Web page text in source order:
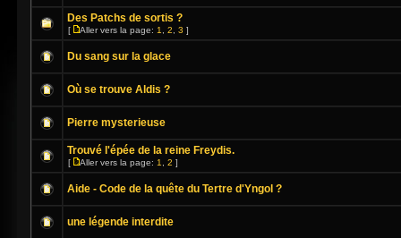
Des Patchs de sortis ?
[ Aller vers la page: 1 2 3 ]
Du sang sur la glace
Où se trouve Aldis ?
Pierre mysterieuse
Trouvé l'épée de la reine Freydis.
[ Aller vers la page: 1 2 ]
Aide - Code de la quête du Tertre d'Yngol ?
une légende interdite